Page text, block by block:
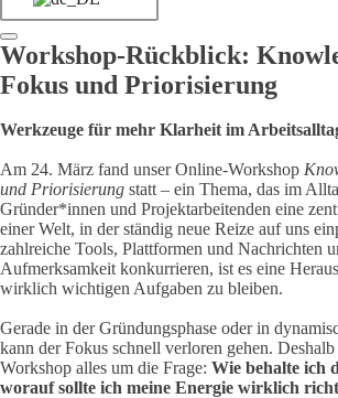
Workshop-Rückblick:
Fokus und Priorisierung
Werkzeuge für mehr Klarheit im
Am 24. März fand unser Online-Workshop
und Priorisierung statt – ein Thema, das im
Gründer*innen und Projektarbeitenden eine
einer Welt, in der ständig neue Reize auf uns
zahlreiche Tools, Plattformen und Nachrichten
Aufmerksamkeit konkurrieren, ist es eine
wirklich wichtigen Aufgaben zu bleiben.
Gerade in der Gründungsphase oder in
kann der Fokus schnell verloren gehen.
Workshop alles um die Frage: Wie behalte ich
worauf sollte ich meine Energie wirklich